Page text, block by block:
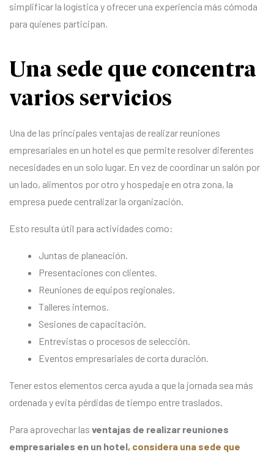
simplificar la logística y ofrecer una experiencia más cómoda
para quienes participan.
Una sede que concentra
varios servicios
Una de las principales ventajas de realizar reuniones
empresariales en un hotel es que permite resolver diferentes
necesidades en un solo lugar. En vez de coordinar un salón por
un lado, alimentos por otro y hospedaje en otra zona, la
empresa puede centralizar la organización.
Esto resulta útil para actividades como:
Juntas de planeación.
Presentaciones con clientes.
Reuniones de equipos regionales.
Talleres internos.
Sesiones de capacitación.
Entrevistas o procesos de selección.
Eventos empresariales de corta duración.
Tener estos elementos cerca ayuda a que la jornada sea más
ordenada y evita pérdidas de tiempo entre traslados.
Para aprovechar las ventajas de realizar reuniones
empresariales en un hotel, considera una sede que